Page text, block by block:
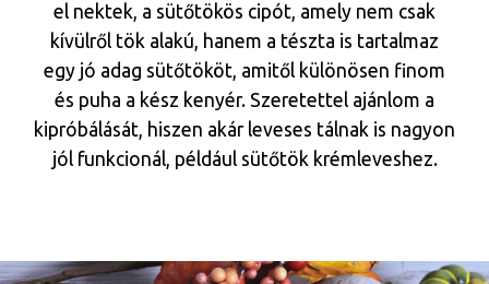
el nektek, a sütőtökös cipót, amely nem csak
kívülről tök alakú, hanem a tészta is tartalmaz
egy jó adag sütőtököt, amitől különösen finom
és puha a kész kenyér. Szeretettel ajánlom a
kipróbálását, hiszen akár leveses tálnak is nagyon
jól funkcionál, például sütőtök krémleveshez.